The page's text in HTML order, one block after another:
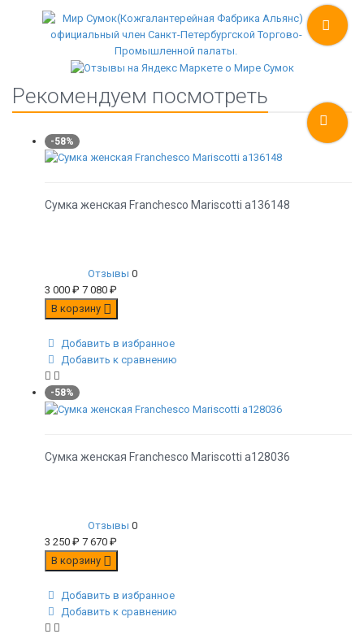
Рекомендуем посмотреть
-58%
Сумка женская Franchesco Mariscotti а136148
Отзывы 0
3 000 ₽ 7 080 ₽
В корзину
Добавить в избранное
Добавить к сравнению
-58%
Сумка женская Franchesco Mariscotti а128036
Отзывы 0
3 250 ₽ 7 670 ₽
В корзину
Добавить в избранное
Добавить к сравнению